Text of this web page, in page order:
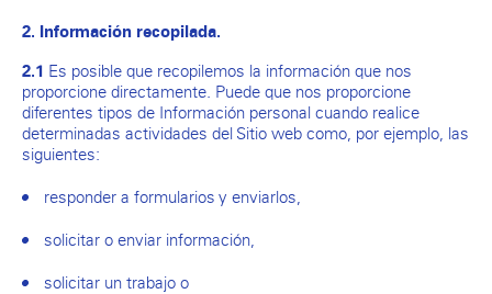
2. Información recopilada.
2.1 Es posible que recopilemos la información que nos
proporcione directamente. Puede que nos proporcione
diferentes tipos de Información personal cuando realice
determinadas actividades del Sitio web como, por ejemplo, las
siguientes:
responder a formularios y enviarlos,
solicitar o enviar información,
solicitar un trabajo o